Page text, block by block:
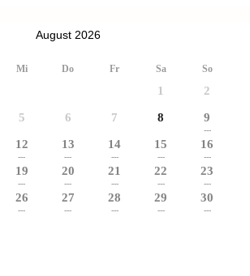
August 2026
Mi Do Fr Sa So
1 2
5 6 7 8 9
---
12
---
13
---
14
---
15
---
16
---
19
---
20
---
21
---
22
---
23
---
26
---
27
---
28
---
29
---
30
---